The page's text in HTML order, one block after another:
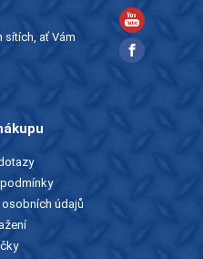
sítích, ať Vám
údajů